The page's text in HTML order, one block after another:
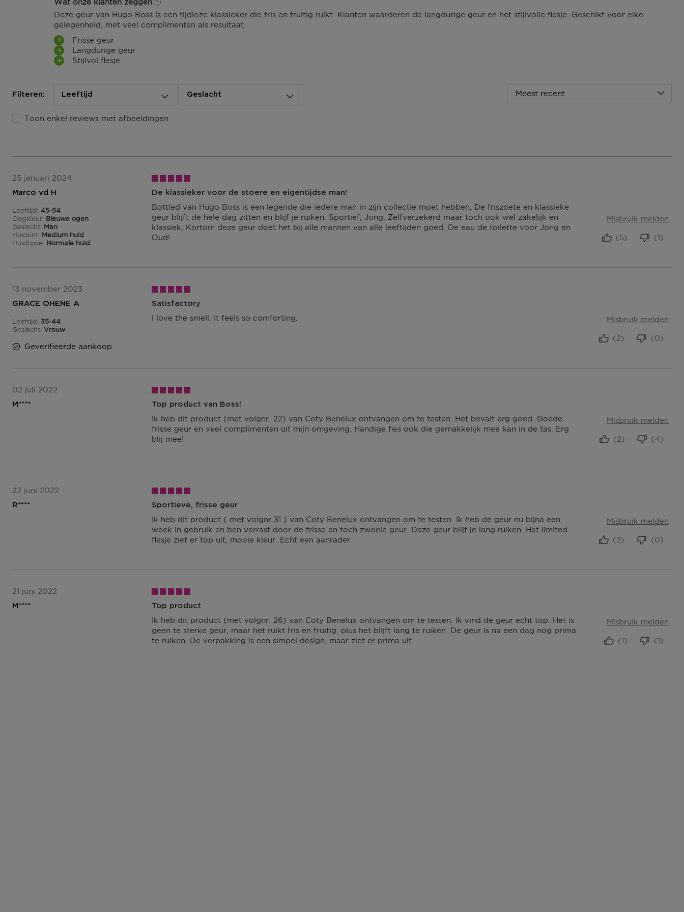
Retourneren
Terugsturen
Na ontvangst van jouw bestelling producten heb je 14 dagen om deze
(gedeeltelijk) terug te sturen of te herroepen. Na de herroeping heb je dan nog
eens 14 dagen de tijd om de producten te retourneren. Om jouw bestelling te
Je mag het product ook terugbrengen of omruilen in een winkel bij jou in de
Ga naar meer info en FAQ’s over retourneren.
Meer vragen rond bestellen? Die vind je op onze FAQ pagina.
Deze geur van Hugo Boss is een tijdloze klassieker die fris en fruitig ruikt. Klanten waarderen de langdurige geur en het stijlvolle flesje. Geschikt voor elke
gelegenheid, met veel complimenten als resultaat.
Frisse geur
Langdurige geur
Stijlvol flesje
Filteren: Leeftijd Geslacht
Toon enkel reviews met afbeeldingen
Meest recent
25 januari 2024
De klassieker voor de stoere en eigentijdse man!
Bottled van Hugo Boss is een legende die iedere man in zijn collectie moet hebben, De friszoete en klassieke
geur blijft de hele dag zitten en blijf je ruiken: Sportief, Jong, Zelfverzekerd maar toch ook wel zakelijk en
klassiek, Kortom deze geur doet het bij alle mannen van alle leeftijden goed, De eau de toilette voor Jong en
Oud!
Marco vd H
Leeftijd
45 tot 5445-54
Oogkleur Blauwe ogen
Geslacht Man
Huidtint Medium huid
Huidtype
Normale huid
Misbruik melden
(1)
(5)
13 november 2023
Satisfactory
I love the smell. It feels so comforting.
GRACE OHENE A
Leeftijd
35 tot 4435-44
Geslacht Vrouw
Geverifieerde aankoop
Misbruik melden
(0)
(2)
02 juli 2022
Top product van Boss!
Ik heb dit product (met volgnr. 22) van Coty Benelux ontvangen om te testen. Het bevalt erg goed. Goede
frisse geur en veel complimenten uit mijn omgeving. Handige fles ook die gemakkelijk mee kan in de tas. Erg
blij mee!
M****
Misbruik melden
(4)
(2)
22 juni 2022
Sportieve, frisse geur
Ik heb dit product ( met volgnr 31 ) van Coty Benelux ontvangen om te testen. Ik heb de geur nu bijna een
week in gebruik en ben verrast door de frisse en toch zwoele geur. Deze geur blijf je lang ruiken. Het limited
flesje ziet er top uit, mooie kleur. Echt een aanrader
R****
Misbruik melden
(0)
(3)
21 juni 2022
Top product
Ik heb dit product (met volgnr. 26) van Coty Benelux ontvangen om te testen. Ik vind de geur echt top. Het is
geen te sterke geur, maar het ruikt fris en fruitig, plus het blijft lang te ruiken. De geur is na een dag nog prima
te ruiken. De verpakking is een simpel design, maar ziet er prima uit.
M****
Misbruik melden
(1)
(1)